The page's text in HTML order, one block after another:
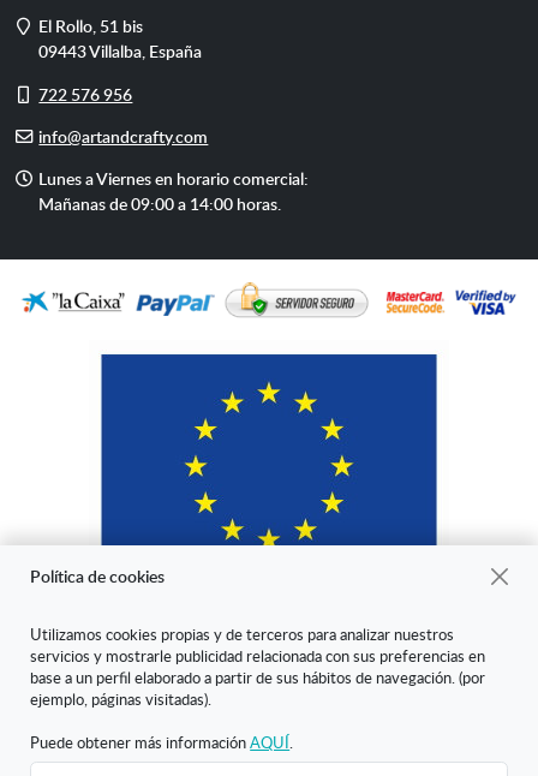
Dirección
El Rollo, 51 bis
09443Villalba, España
Móvil
722 576 956
E-info@artandcrafty.com
Horario
de
Lunes a Viernes en horario comercial:
Mañanas de 09:00 a 14:00 horas.
"ARANDA ARTE-VÉRTICE SL ha sido beneficiaria del Fondo Europeo
de Desarrollo Regional cuyo objetivo es mejorar la competitividad de
Digital Internacional con el objetivo de mejorar su posicionamiento
online en mercados exteriores durante el año 2020. Para ello ha
Política de cookies
Utilizamos cookies propias y de terceros para analizar nuestros
servicios y mostrarle publicidad relacionada con sus preferencias en
base a un perfil elaborado a partir de sus hábitos de navegación. (por
ejemplo, páginas visitadas).
Puede obtener más informaciónAQUÍ